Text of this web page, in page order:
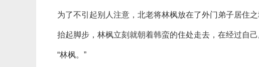
为了不引起别人注意，北老将林枫放在了外门弟子居住之
抬起脚步，林枫立刻就朝着韩蛮的住处走去，在经过自
“林枫。”